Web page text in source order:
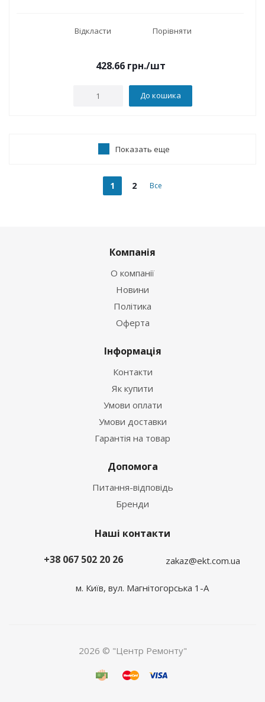
Відкласти Порівняти
428.66грн./шт
До кошика
Показать еще
1 2 Все
Компанія
О компанії
Новини
Політика
Оферта
Інформація
Контакти
Як купити
Умови оплати
Умови доставки
Гарантія на товар
Допомога
Питання-відповідь
Бренди
Наші контакти
+38 067 502 20 26
zakaz@ekt.com.ua
м. Київ, вул. Магнітогорська 1-А
2026 © "Центр Ремонту"